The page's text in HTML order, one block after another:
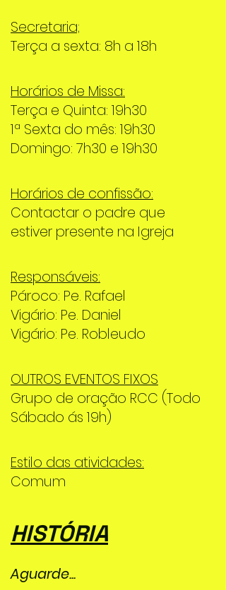
Secretaria;
Terça a sexta: 8h a 18h
Horários de Missa:
Terça e Quinta: 19h30
1ª Sexta do mês: 19h30
Domingo: 7h30 e 19h30
Horários de confissão:
Contactar o padre que
estiver presente na Igreja
Responsáveis:
Pároco: Pe. Rafael
Vigário: Pe. Daniel
Vigário: Pe. Robleudo
OUTROS EVENTOS FIXOS
Grupo de oração RCC (Todo
Sábado ás 19h)
Estilo das atividades:
Comum
HISTÓRIA
Aguarde...